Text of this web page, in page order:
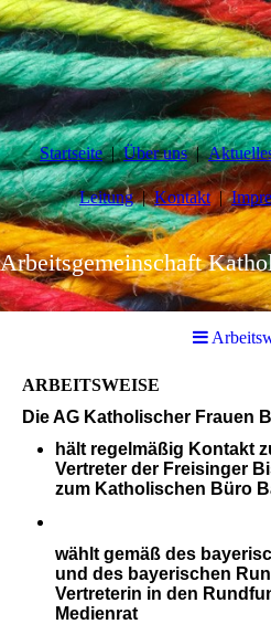
Startseite Über uns
Leitung Kontakt
Arbeitsgemeinschaft
ARBEITSWEISE
Die AG Katholischer Frauen
hält regelmäßig Kontakt
Vertreter der Freisinger
zum Katholischen Büro
wählt gemäß des
und des bayerischen
Vertreterin in den
Medienrat